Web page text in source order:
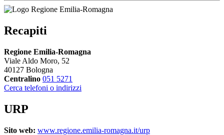
Recapiti
Regione Emilia-Romagna
Viale Aldo Moro, 52
40127 Bologna
Centralino 051 5271
Cerca telefoni o indirizzi
URP
Sito web: www.regione.emilia-romagna.it/urp